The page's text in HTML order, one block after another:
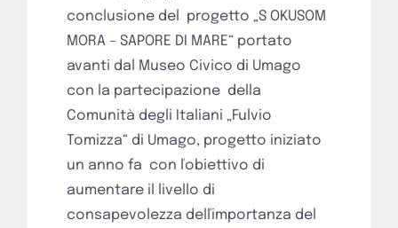
conclusione del
progetto „S OKUSOM
MORA – SAPORE DI MARE“ portato
avanti dal Museo Civico di Umago
con la partecipazione della
Comunità degli Italiani „Fulvio
Tomizza“ di Umago, progetto iniziato
un anno fa con ľobiettivo di
aumentare il livello di
consapevolezza delľimportanza del